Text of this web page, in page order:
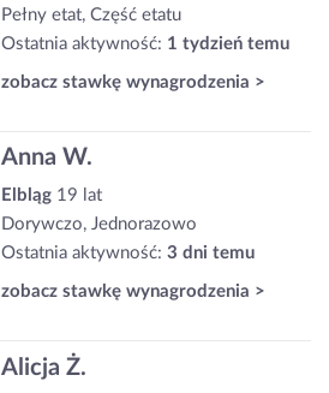
Pełny etat, Część etatu
Ostatnia aktywność: 1 tydzień temu
zobacz stawkę wynagrodzenia >
Anna W.
Elbląg 19 lat
Dorywczo, Jednorazowo
Ostatnia aktywność: 3 dni temu
zobacz stawkę wynagrodzenia >
Alicja Ż.